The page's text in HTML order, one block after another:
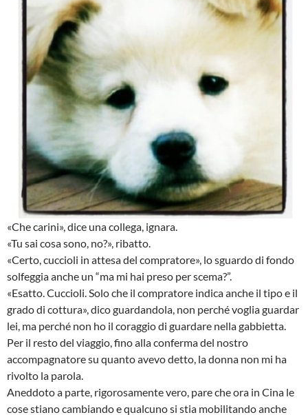
«Che carini», dice una collega, ignara.
«Tu sai cosa sono, no?», ribatto.
«Certo, cuccioli in attesa del compratore», lo sguardo di fondo
solfeggia anche un “ma mi hai preso per scema?”.
«Esatto. Cuccioli. Solo che il compratore indica anche il tipo e il
grado di cottura», dico guardandola, non perché voglia guardar
lei, ma perché non ho il coraggio di guardare nella gabbietta.
Per il resto del viaggio, fino alla conferma del nostro
accompagnatore su quanto avevo detto, la donna non mi ha
rivolto la parola.
Aneddoto a parte, rigorosamente vero, pare che ora in Cina le
cose stiano cambiando e qualcuno si stia mobilitando anche